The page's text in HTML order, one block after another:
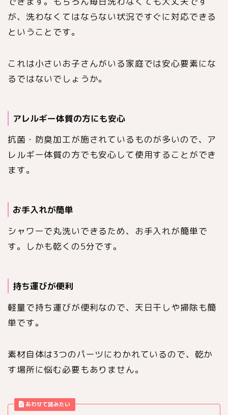
が、洗わなくてはならない状況ですぐに対応できる
ということです。
これは小さいお子さんがいる家庭では安心要素にな
るではないでしょうか。
アレルギー体質の方にも安心
抗菌・防臭加工が施されているものが多いので、ア
レルギー体質の方でも安心して使用することができ
ます。
お手入れが簡単
シャワーで丸洗いできるため、お手入れが簡単で
す。しかも乾くの5分です。
持ち運びが便利
軽量で持ち運びが便利なので、天日干しや掃除も簡
単です。
素材自体は3つのパーツにわかれているので、乾か
す場所に悩む必要もありません。